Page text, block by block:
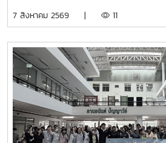
รกิติยาภา นเรนทิราเทพยวดี กรมหลว
น. ณ ลานอนันต์ ปัญญาวีร์ อาคารอำน
ร่วมบริจาคจะได้ชั่วโมงกิจกรรมด้านจิต
วันที่ 7 สิงหาคม 2569 มีผู้ประสงค์บริจ
ผ่านเกณฑ์สามารถบริจาคโลหิตได้ จำ
7 สิงหาคม 2569 | 11